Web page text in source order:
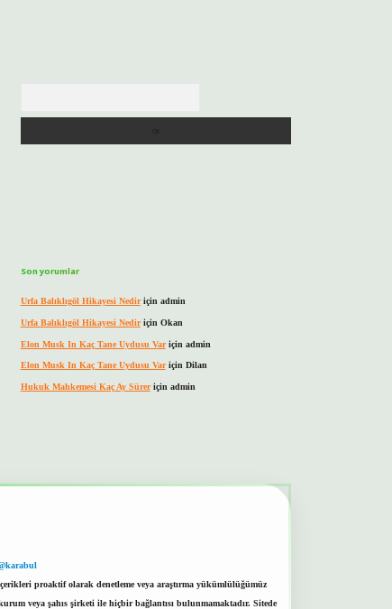
Son yorumlar
Urfa Balıklıgöl Hikayesi Nediriçin admin
Urfa Balıklıgöl Hikayesi Nediriçin Okan
Elon Musk In Kaç Tane Uydusu Variçin admin
Elon Musk In Kaç Tane Uydusu Variçin Dilan
Hukuk Mahkemesi Kaç Ay Süreriçin admin
proaktif olarak denetleme veya araştırma yükümlülüğümüz
veya şahıs şirketi ile hiçbir bağlantısı bulunmamaktadır. Sitede